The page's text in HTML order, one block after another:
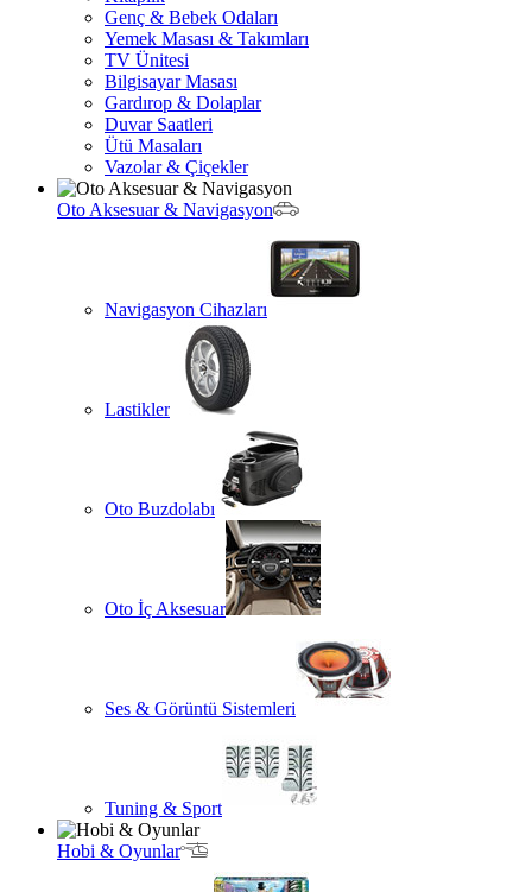
Genç & Bebek Odaları
Yemek Masası & Takımları
TV Ünitesi
Bilgisayar Masası
Gardırop & Dolaplar
Duvar Saatleri
Ütü Masaları
Vazolar & Çiçekler
Oto Aksesuar & Navigasyon
Navigasyon Cihazları
Lastikler
Oto Buzdolabı
Oto İç Aksesuar
Ses & Görüntü Sistemleri
Tuning & Sport
Hobi & Oyunlar